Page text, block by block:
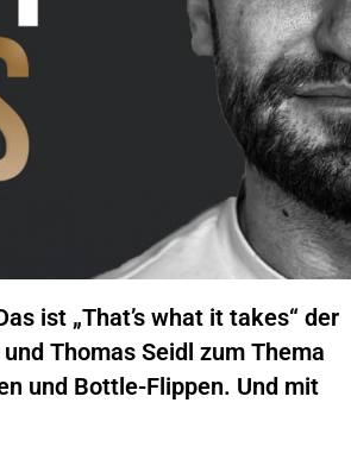
ist „That’s what it takes“ der
Thomas Seidl zum Thema
und Bottle-Flippen. Und mit